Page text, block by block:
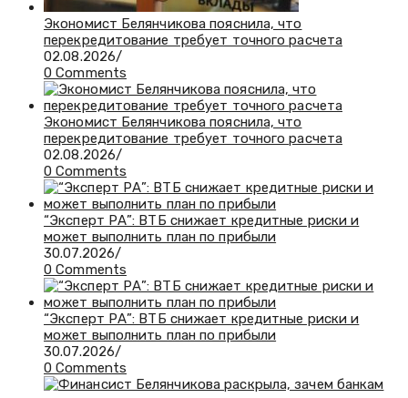
Экономист Белянчикова пояснила, что
перекредитование требует точного расчета
02.08.2026/
0 Comments
Экономист Белянчикова пояснила, что
перекредитование требует точного расчета
02.08.2026/
0 Comments
“Эксперт РА”: ВТБ снижает кредитные риски и
может выполнить план по прибыли
30.07.2026/
0 Comments
“Эксперт РА”: ВТБ снижает кредитные риски и
может выполнить план по прибыли
30.07.2026/
0 Comments